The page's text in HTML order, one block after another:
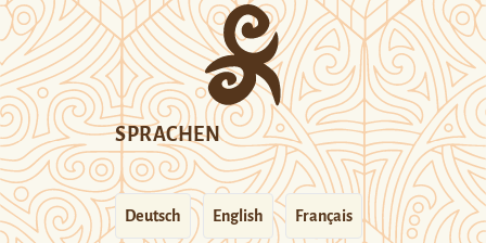
SPRACHEN
Deutsch English Français